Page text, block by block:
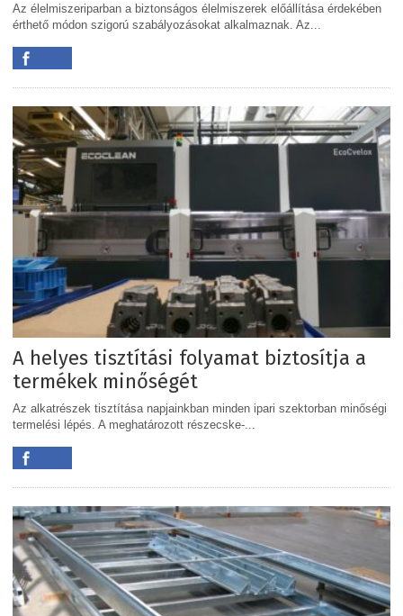
Az élelmiszeriparban a biztonságos élelmiszerek előállítása érdekében
érthető módon szigorú szabályozásokat alkalmaznak. Az...
A helyes tisztítási folyamat biztosítja a
termékek minőségét
Az alkatrészek tisztítása napjainkban minden ipari szektorban minőségi
termelési lépés. A meghatározott részecske-...